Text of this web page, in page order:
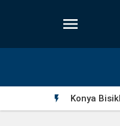

 Konya